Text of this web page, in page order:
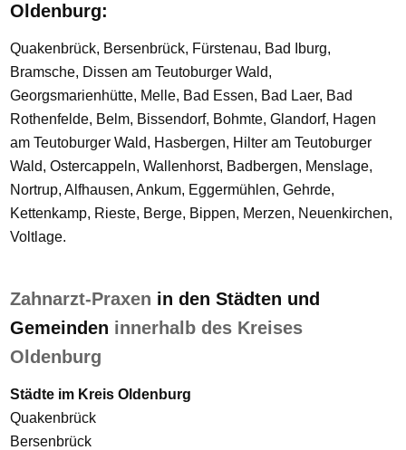
Oldenburg:
Quakenbrück, Bersenbrück, Fürstenau, Bad Iburg,
Bramsche, Dissen am Teutoburger Wald,
Georgsmarienhütte, Melle, Bad Essen, Bad Laer, Bad
Rothenfelde, Belm, Bissendorf, Bohmte, Glandorf, Hagen
am Teutoburger Wald, Hasbergen, Hilter am Teutoburger
Wald, Ostercappeln, Wallenhorst, Badbergen, Menslage,
Nortrup, Alfhausen, Ankum, Eggermühlen, Gehrde,
Kettenkamp, Rieste, Berge, Bippen, Merzen, Neuenkirchen,
Voltlage.
Zahnarzt-Praxen in den Städten und
Gemeinden innerhalb des Kreises
Oldenburg
Städte im Kreis Oldenburg
Quakenbrück
Bersenbrück